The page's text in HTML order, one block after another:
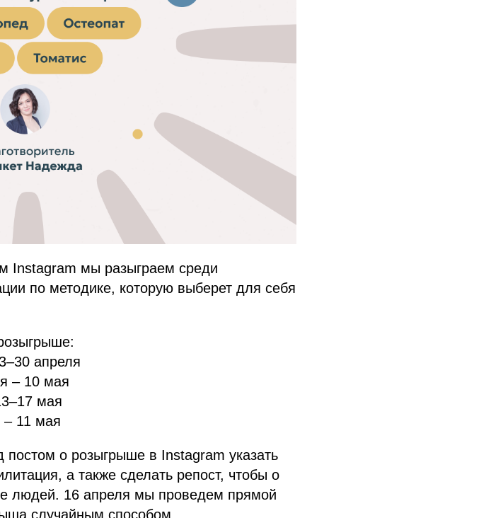
Instagram мы разыграем среди
по методике, которую выберет для себя
апреля
– 10 мая
мая
11 мая
о розыгрыше в Instagram указать
а также сделать репост, чтобы о
людей. 16 апреля мы проведем прямой
случайным способом.